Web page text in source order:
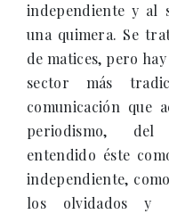
independiente y al
una quimera. Se
de matices, pero
sector más
comunicación que
periodismo, del
entendido éste
independiente,
los olvidados y